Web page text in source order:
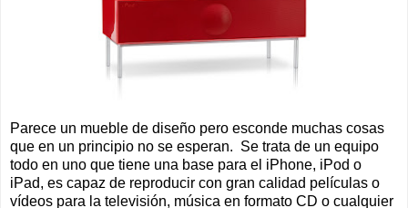
Parece un mueble de diseño pero esconde muchas cosas
que en un principio no se esperan. Se trata de un equipo
todo en uno que tiene una base para el iPhone, iPod o
iPad, es capaz de reproducir con gran calidad películas o
vídeos para la televisión, música en formato CD o cualquier